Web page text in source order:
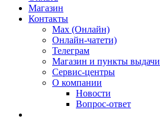
Магазин
Контакты
Max (Онлайн)
Онлайн-чатети)
Телеграм
Магазин и пункты выдачи
Сервис-центры
О компании
Новости
Вопрос-ответ